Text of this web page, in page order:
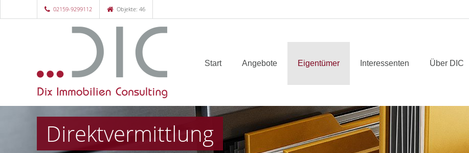
02159-9299112 Objekte: 46
Start Angebote Eigentümer Interessenten Über DIC
Direktvermittlung